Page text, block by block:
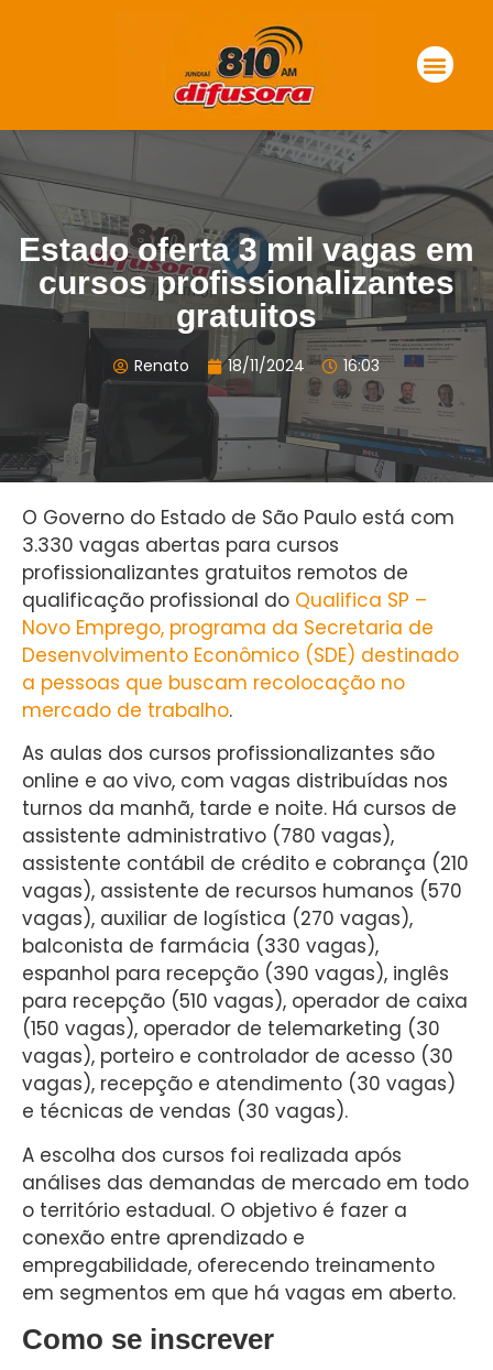
Estado oferta 3 mil vagas em
cursos profissionalizantes
gratuitos
Renato 18/11/2024 16:03
O Governo do Estado de São Paulo está com
3.330 vagas abertas para cursos
profissionalizantes gratuitos remotos de
qualificação profissional do Qualifica SP –
Novo Emprego, programa da Secretaria de
Desenvolvimento Econômico (SDE) destinado
a pessoas que buscam recolocação no
mercado de trabalho.
As aulas dos cursos profissionalizantes são
online e ao vivo, com vagas distribuídas nos
turnos da manhã, tarde e noite. Há cursos de
assistente administrativo (780 vagas),
assistente contábil de crédito e cobrança (210
vagas), assistente de recursos humanos (570
vagas), auxiliar de logística (270 vagas),
balconista de farmácia (330 vagas),
espanhol para recepção (390 vagas), inglês
para recepção (510 vagas), operador de caixa
(150 vagas), operador de telemarketing (30
vagas), porteiro e controlador de acesso (30
vagas), recepção e atendimento (30 vagas)
e técnicas de vendas (30 vagas).
A escolha dos cursos foi realizada após
análises das demandas de mercado em todo
o território estadual. O objetivo é fazer a
conexão entre aprendizado e
empregabilidade, oferecendo treinamento
em segmentos em que há vagas em aberto.
Como se inscrever